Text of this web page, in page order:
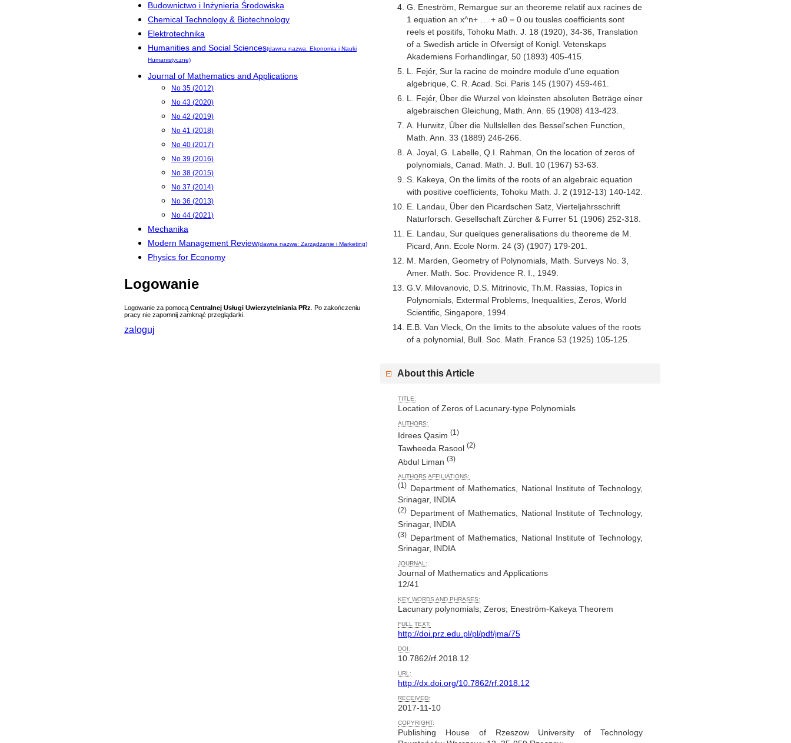
Budownictwo i Inżynieria Środowiska
Chemical Technology & Biotechnology
Elektrotechnika
Humanities and Social Sciences(dawna nazwa: Ekonomia i Nauki
Humanistyczne)
Journal of Mathematics and Applications
No 35 (2012)
No 43 (2020)
No 42 (2019)
No 41 (2018)
No 40 (2017)
No 39 (2016)
No 38 (2015)
No 37 (2014)
No 36 (2013)
No 44 (2021)
Mechanika
Modern Management Review(dawna nazwa: Zarządzanie i Marketing)
Physics for Economy
Logowanie
Logowanie za pomocą Centralnej Usługi Uwierzytelniania PRz . Po zakończeniu
pracy nie zapomnij zamknąć przeglądarki.
zaloguj
G. Eneström, Remargue sur an theoreme relatif aux racines de
1 equation an x^n+ … + a0 = 0 ou tousles coefficients sont
reels et positifs, Tohoku Math. J. 18 (1920), 34-36, Translation
of a Swedish article in Ofversigt of Konigl. Vetenskaps
Akademiens Forhandlingar, 50 (1893) 405-415.
L. Fejér, Sur la racine de moindre module d'une equation
algebrique, C. R. Acad. Sci. Paris 145 (1907) 459-461.
L. Fejér, Über die Wurzel von kleinsten absoluten Beträge einer
algebraischen Gleichung, Math. Ann. 65 (1908) 413-423.
A. Hurwitz, Über die Nullslellen des Bessel'schen Function,
Math. Ann. 33 (1889) 246-266.
A. Joyal, G. Labelle, Q.I. Rahman, On the location of zeros of
polynomials, Canad. Math. J. Bull. 10 (1967) 53-63.
S. Kakeya, On the limits of the roots of an algebraic equation
with positive coefficients, Tohoku Math. J. 2 (1912-13) 140-142.
E. Landau, Über den Picardschen Satz, Vierteljahrsschrift
Naturforsch. Gesellschaft Zürcher & Furrer 51 (1906) 252-318.
E. Landau, Sur quelques generalisations du theoreme de M.
Picard, Ann. Ecole Norm. 24 (3) (1907) 179-201.
M. Marden, Geometry of Polynomials, Math. Surveys No. 3,
Amer. Math. Soc. Providence R. I., 1949.
G.V. Milovanovic, D.S. Mitrinovic, Th.M. Rassias, Topics in
Polynomials, Extermal Problems, Inequalities, Zeros, World
Scientific, Singapore, 1994.
E.B. Van Vleck, On the limits to the absolute values of the roots
of a polynomial, Bull. Soc. Math. France 53 (1925) 105-125.
About this Article
TITLE:
Location of Zeros of Lacunary-type Polynomials
AUTHORS:
Idrees Qasim (1)
Tawheeda Rasool (2)
Abdul Liman (3)
AUTHORS AFFILIATIONS:
(1) Department of Mathematics, National Institute of Technology,
Srinagar, INDIA
(2) Department of Mathematics, National Institute of Technology,
Srinagar, INDIA
(3) Department of Mathematics, National Institute of Technology,
Srinagar, INDIA
JOURNAL:
Journal of Mathematics and Applications
12/41
KEY WORDS AND PHRASES:
Lacunary polynomials; Zeros; Eneström-Kakeya Theorem
FULL TEXT:
http://doi.prz.edu.pl/pl/pdf/jma/75
DOI:
10.7862/rf.2018.12
URL:
http://dx.doi.org/10.7862/rf.2018.12
RECEIVED:
2017-11-10
COPYRIGHT:
Publishing House of Rzeszow University of Technology